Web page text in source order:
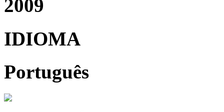
2009
IDIOMA
Português